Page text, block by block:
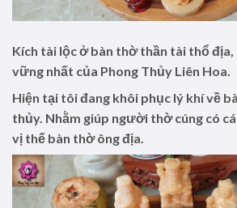
Kích tài lộc ở bàn thờ thần tài thổ địa,
vững nhất của Phong Thủy Liên Hoa.
Hiện tại tôi đang khôi phục lý khí về
thủy. Nhằm giúp người thờ cúng có
vị thế bàn thờ ông địa.